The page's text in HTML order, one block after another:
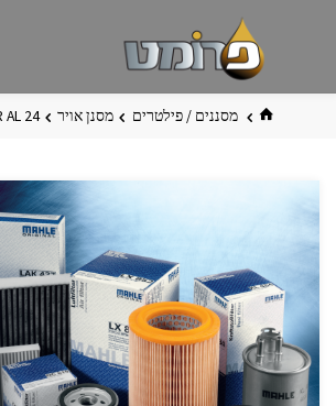
בית מסננים / פילטרים מסנן אויר AL 24